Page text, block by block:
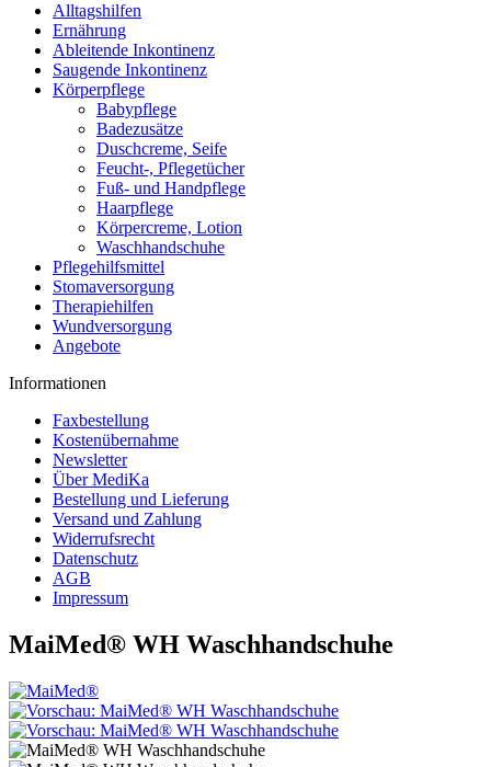
Alltagshilfen
Ernährung
Ableitende Inkontinenz
Saugende Inkontinenz
Körperpflege
Babypflege
Badezusätze
Duschcreme, Seife
Feucht-, Pflegetücher
Fuß- und Handpflege
Haarpflege
Körpercreme, Lotion
Waschhandschuhe
Pflegehilfsmittel
Stomaversorgung
Therapiehilfen
Wundversorgung
Angebote
Informationen
Faxbestellung
Kostenübernahme
Newsletter
Über MediKa
Bestellung und Lieferung
Versand und Zahlung
Widerrufsrecht
Datenschutz
AGB
Impressum
MaiMed® WH Waschhandschuhe